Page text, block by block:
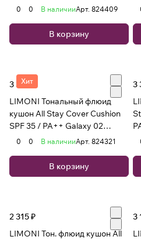
0 0 В наличииАрт. 824409
В корзину
Хит
3 306 ₽
LIMONI Тональный флюид
кушон All Stay Cover Cushion
SPF 35 / PA++ Galaxy 02
Medium
0 0 В наличииАрт. 824321
В корзину
3
2 315 ₽
LIMONI Тон. флюид кушон All
3